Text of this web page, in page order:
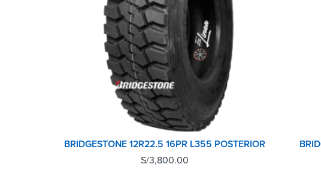
BRIDGESTONE 12R22.5 16PR L355 POSTERIOR
S/3,800.00